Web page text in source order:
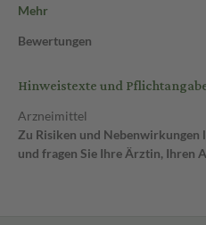
Mehr
Bewertungen
Hinweistexte und
Arzneimittel
Zu Risiken und Nebenwirkungen
und fragen Sie Ihre Ärztin, Ihren